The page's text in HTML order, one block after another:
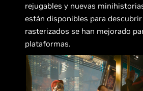
rejugables y nuevas
están disponibles para
rasterizados se han mejorado
plataformas.